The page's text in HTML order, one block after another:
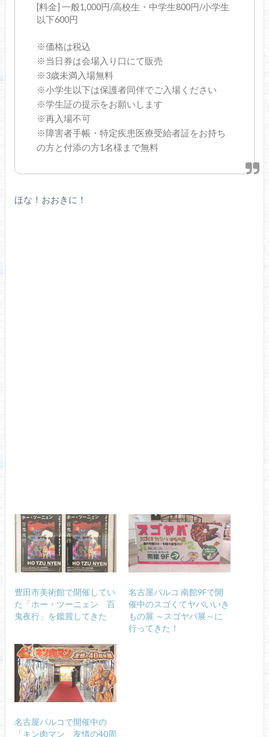
[料金] 一般1,000円/高校生・中学生800円/小学生
以下600円
※価格は税込
※当日券は会場入り口にて販売
※3歳未満入場無料
※小学生以下は保護者同伴でご入場ください
※学生証の提示をお願いします
※再入場不可
※障害者手帳・特定疾患医療受給者証をお持ち
の方と付添の方1名様まで無料
ほな！おおきに！
豊田市美術館で開催してい
た「ホー・ツーニェン 百
鬼夜行」を鑑賞してきた
名古屋パルコ 南館9Fで開
催中のスゴくてヤバいいき
もの展 ～スゴヤバ展～に
行ってきた！
名古屋パルコで開催中の
「キン肉マン 友情の40周